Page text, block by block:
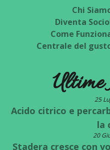
Chi
Diventa
Come
Centrale del
25
Acido citrico e
la
20
Stadera cresce con